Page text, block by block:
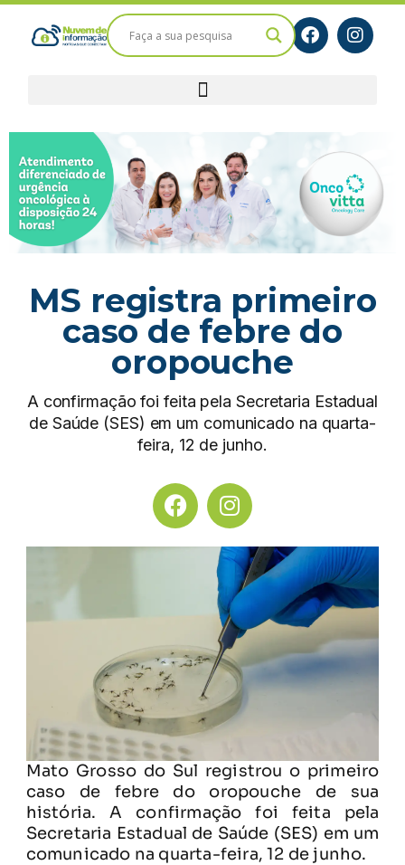
MS registra primeiro
caso de febre do
oropouche
A confirmação foi feita pela Secretaria Estadual
de Saúde (SES) em um comunicado na quarta-
feira, 12 de junho.
Mato Grosso do Sul registrou o primeiro
caso de febre do oropouche de sua
história. A confirmação foi feita pela
Secretaria Estadual de Saúde (SES) em um
comunicado na quarta-feira, 12 de junho.